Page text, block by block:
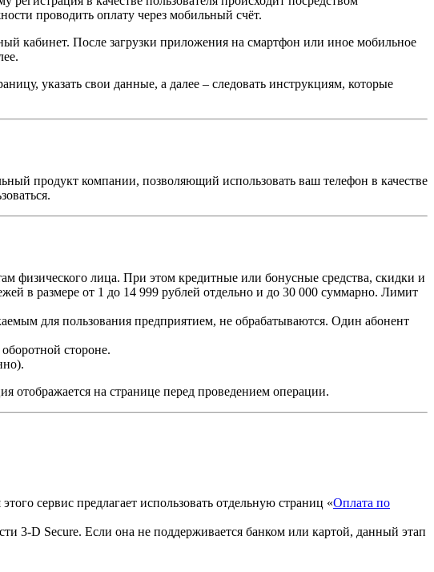
проводить оплату через мобильный счёт.
кабинет. После загрузки приложения на смартфон или иное мобильное
указать свои данные, а далее – следовать инструкциям, которые
продукт компании, позволяющий использовать ваш телефон в качестве
физического лица. При этом кредитные или бонусные средства, скидки и
в размере от 1 до 14 999 рублей отдельно и до 30 000 суммарно. Лимит
для пользования предприятием, не обрабатываются. Один абонент
стороне.
на странице перед проведением операции.
сервис предлагает использовать отдельную страниц «Оплата по
3-D Secure. Если она не поддерживается банком или картой, данный этап